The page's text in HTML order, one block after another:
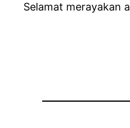
Selamat merayakan